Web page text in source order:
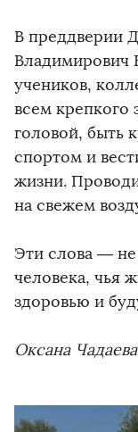
В преддверии
Владимирович
учеников,
всем крепкого
головой, быть
спортом и
жизни.
на свежем
Эти слова — не
человека, чья
здоровью и
Оксана Чадаева